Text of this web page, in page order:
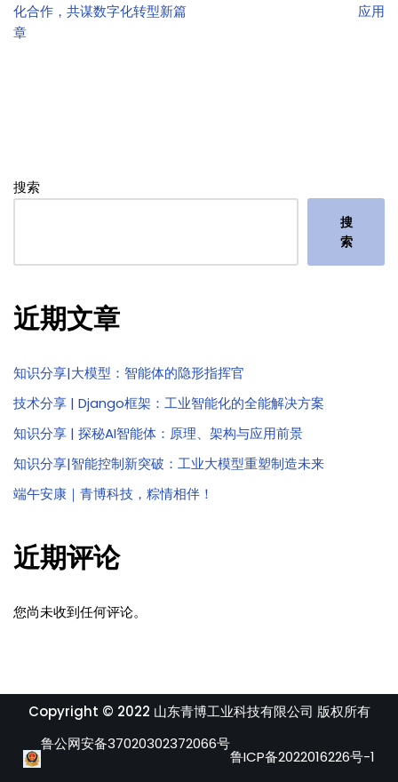
化合作，共谋数字化转型新篇
章
应用
搜索
搜
索
近期文章
知识分享|大模型：智能体的隐形指挥官
技术分享 | Django框架：工业智能化的全能解决方案
知识分享 | 探秘AI智能体：原理、架构与应用前景
知识分享|智能控制新突破：工业大模型重塑制造未来
端午安康｜青博科技，粽情相伴！
近期评论
您尚未收到任何评论。
Copyright © 2022 山东青博工业科技有限公司 版权所有
鲁公网安备37020302372066号
鲁ICP备2022016226号-1